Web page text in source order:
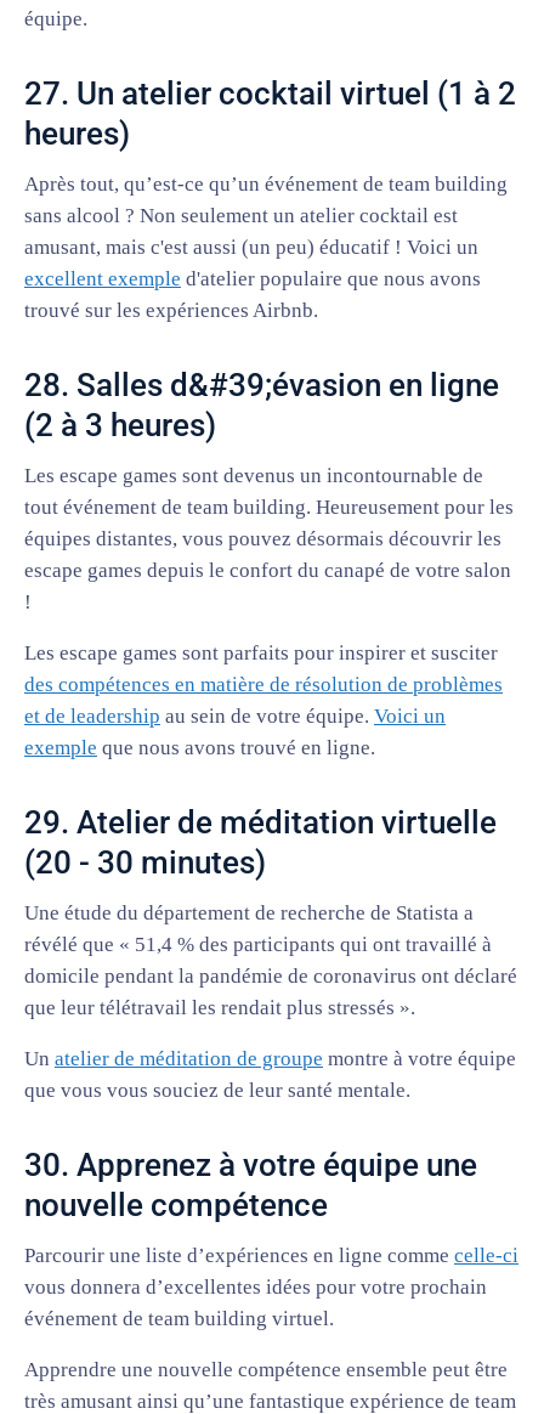
équipe.
27. Un atelier cocktail virtuel (1 à 2
heures)
Après tout, qu’est-ce qu’un événement de team building
sans alcool ? Non seulement un atelier cocktail est
amusant, mais c'est aussi (un peu) éducatif ! Voici un
excellent exemple d'atelier populaire que nous avons
trouvé sur les expériences Airbnb.
28. Salles d&#39;évasion en ligne
(2 à 3 heures)
Les escape games sont devenus un incontournable de
tout événement de team building. Heureusement pour les
équipes distantes, vous pouvez désormais découvrir les
escape games depuis le confort du canapé de votre salon
!
Les escape games sont parfaits pour inspirer et susciter
des compétences en matière de résolution de problèmes
et de leadership au sein de votre équipe. Voici un
exemple que nous avons trouvé en ligne.
29. Atelier de méditation virtuelle
(20 - 30 minutes)
Une étude du département de recherche de Statista a
révélé que « 51,4 % des participants qui ont travaillé à
domicile pendant la pandémie de coronavirus ont déclaré
que leur télétravail les rendait plus stressés ».
Un atelier de méditation de groupe montre à votre équipe
que vous vous souciez de leur santé mentale.
30. Apprenez à votre équipe une
nouvelle compétence
Parcourir une liste d’expériences en ligne comme celle-ci
vous donnera d’excellentes idées pour votre prochain
événement de team building virtuel.
Apprendre une nouvelle compétence ensemble peut être
très amusant ainsi qu’une fantastique expérience de team